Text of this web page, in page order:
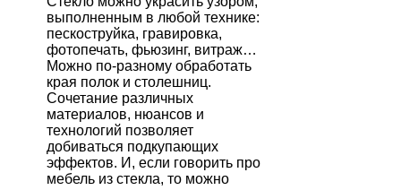
выполненным в любой технике:
пескоструйка, гравировка,
фотопечать, фьюзинг, витраж…
Можно по-разному обработать
края полок и столешниц.
Сочетание различных
материалов, нюансов и
технологий позволяет
добиваться подкупающих
эффектов. И, если говорить про
мебель из стекла, то можно